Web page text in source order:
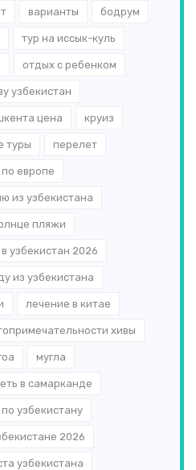
варианты бодрум
тур на иссык-куль
отдых с ребенком
узбекистан
цена круиз
туры перелет
европе
из узбекистана
пляжи
узбекистан 2026
из узбекистана
лечение в китае
хивы
мугла
в самарканде
узбекистану
2026
узбекистана